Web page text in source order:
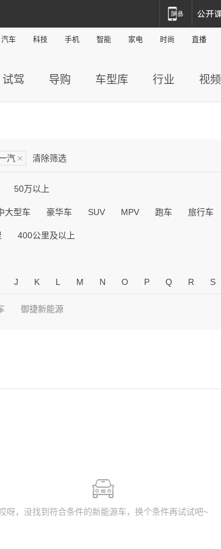
汽车 科技 手机 智能 家电 时尚 直播
试驾 导购 车型库 行业 视频
汽 × 清除筛选
50万以上
大型车 豪华车 SUV MPV 跑车 旅行车
400公里及以上
J K L M N O P Q R S
御捷新能源
呀，没找到符合条件的新能源车，换个条件再试试吧~